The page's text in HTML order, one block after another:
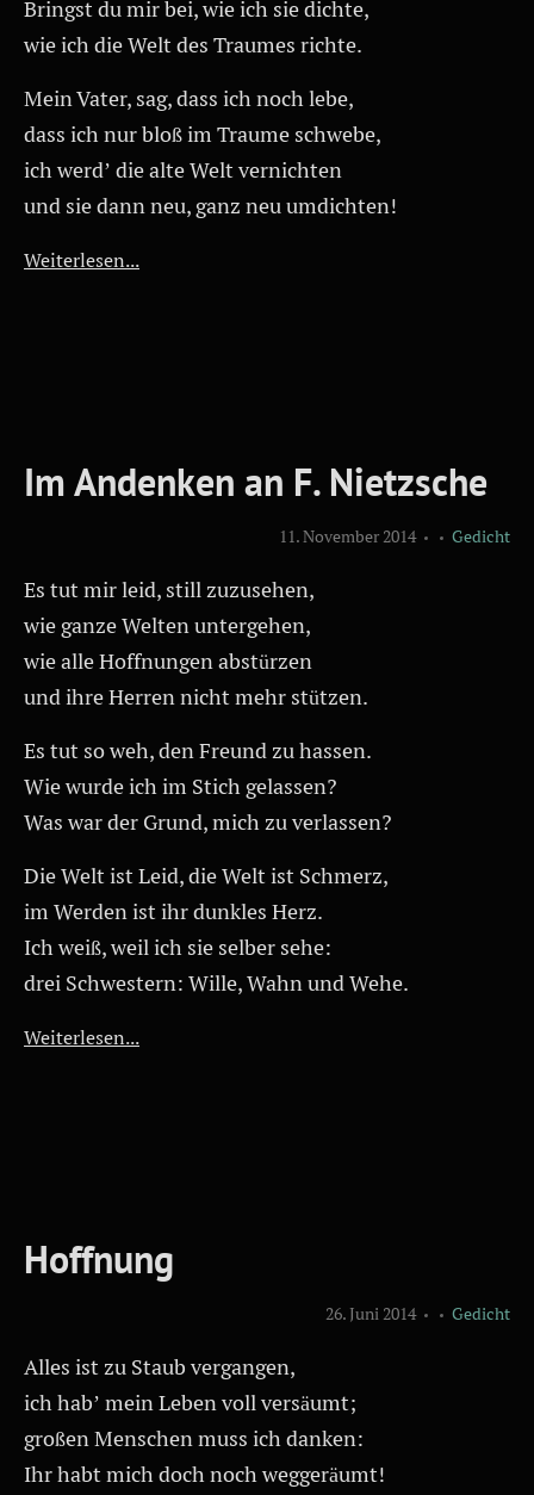
Bringst du mir bei, wie ich sie dichte,
wie ich die Welt des Traumes richte.
Mein Vater, sag, dass ich noch lebe,
dass ich nur bloß im Traume schwebe,
ich werd’ die alte Welt vernichten
und sie dann neu, ganz neu umdichten!
Weiterlesen...
Im Andenken an F. Nietzsche
11. November 2014 Gedicht
Es tut mir leid, still zuzusehen,
wie ganze Welten untergehen,
wie alle Hoffnungen abstürzen
und ihre Herren nicht mehr stützen.
Es tut so weh, den Freund zu hassen.
Wie wurde ich im Stich gelassen?
Was war der Grund, mich zu verlassen?
Die Welt ist Leid, die Welt ist Schmerz,
im Werden ist ihr dunkles Herz.
Ich weiß, weil ich sie selber sehe:
drei Schwestern: Wille, Wahn und Wehe.
Weiterlesen...
Hoffnung
26. Juni 2014 Gedicht
Alles ist zu Staub vergangen,
ich hab’ mein Leben voll versäumt;
großen Menschen muss ich danken:
Ihr habt mich doch noch weggeräumt!